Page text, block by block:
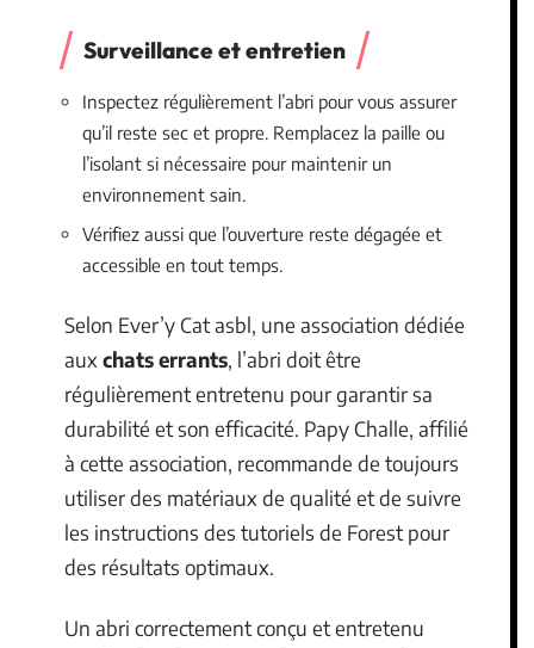
Surveillance et entretien
Inspectez régulièrement l’abri pour vous assurer
qu’il reste sec et propre. Remplacez la paille ou
l’isolant si nécessaire pour maintenir un
environnement sain.
Vérifiez aussi que l’ouverture reste dégagée et
accessible en tout temps.
Selon Ever’y Cat asbl, une association dédiée
aux chats errants, l’abri doit être
régulièrement entretenu pour garantir sa
durabilité et son efficacité. Papy Challe, affilié
à cette association, recommande de toujours
utiliser des matériaux de qualité et de suivre
les instructions des tutoriels de Forest pour
des résultats optimaux.
Un abri correctement conçu et entretenu